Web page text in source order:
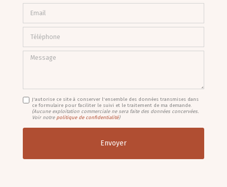
Message
J'autorise ce site à conserver l'ensemble des données transmises dans
ce formulaire pour faciliter le suivi et le traitement de ma demande.
(Aucune exploitation commerciale ne sera faite des données concervées.
Voir notre politique de confidentialité)